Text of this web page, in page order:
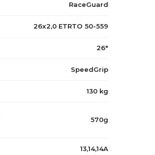
RaceGuard
26x2,0 ETRTO 50-559
26"
SpeedGrip
130 kg
570g
13,14,14A